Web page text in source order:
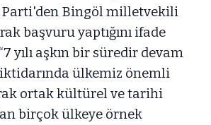
Parti'den Bingöl milletvekili
başvuru yaptığını ifade
yılı aşkın bir süredir devam
ülkemiz önemli
ortak kültürel ve tarihi
birçok ülkeye örnek